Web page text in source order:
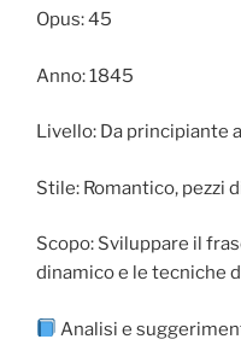
Opus: 45
Anno: 1845
Livello: Da principiante
Stile: Romantico, pezzi
Scopo: Sviluppare il
dinamico e le tecniche
Analisi e